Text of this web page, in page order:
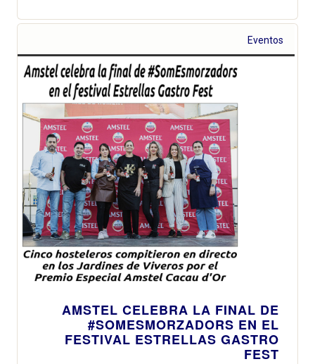
Eventos
AMSTEL CELEBRA LA FINAL DE
#SOMESMORZADORS EN EL
FESTIVAL ESTRELLAS GASTRO
FEST